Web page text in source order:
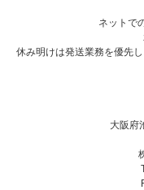
ネットで
休み明けは発送業務を優先
大阪府